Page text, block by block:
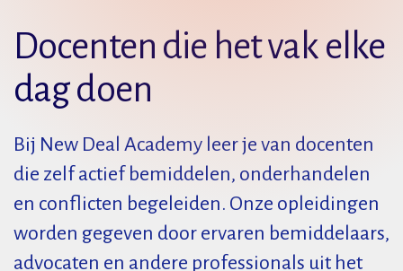
Docenten die het vak elke
dag doen
Bij New Deal Academy leer je van docenten
die zelf actief bemiddelen, onderhandelen
en conflicten begeleiden. Onze opleidingen
worden gegeven door ervaren bemiddelaars,
advocaten en andere professionals uit het